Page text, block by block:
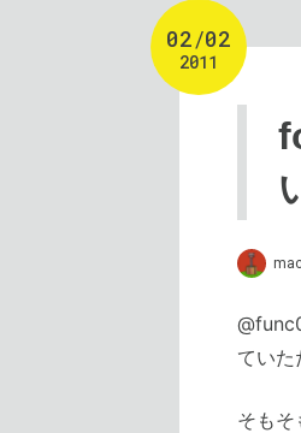
2011
02/02
ていた
そも